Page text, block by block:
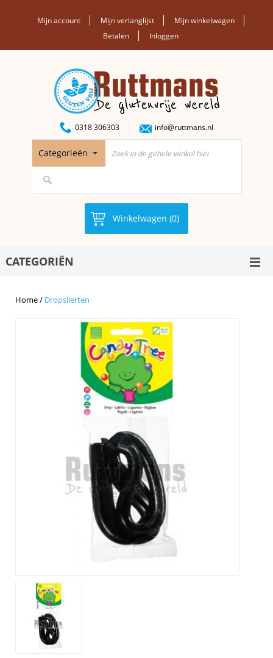
Mijn account Mijn verlanglijst
Mijn winkelwagen
Betalen
Inloggen
0318 306303 info@ruttmans.nl
Categorieën
Winkelwagen (0)
CATEGORIËN
Home/ Dropslierten